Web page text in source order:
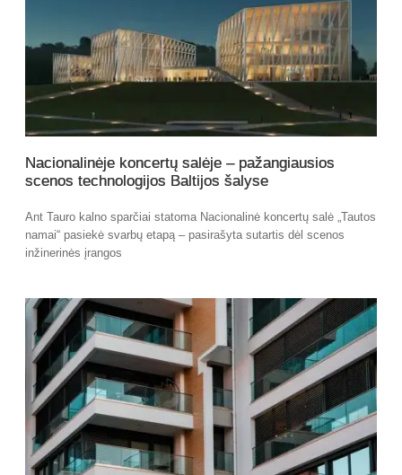
Nacionalinėje koncertų salėje – pažangiausios
scenos technologijos Baltijos šalyse
Ant Tauro kalno sparčiai statoma Nacionalinė koncertų salė „Tautos
namai“ pasiekė svarbų etapą – pasirašyta sutartis dėl scenos
inžinerinės įrangos